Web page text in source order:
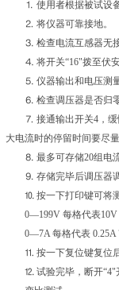
⒈ 使用者根据被试设备
⒉ 将仪器可靠接地。
⒊ 检查电流互感器无
⒋ 将开关“16"拨至伏
⒌ 仪器输出和电压测量
⒍ 检查调压器是否归零
⒎ 接通输出开关4，缓慢
大电流时的停留时间要尽
⒏ 最多可存储20组电
⒐ 存储完毕后调压器
⒑ 按一下打印键可将测
0—199V 每格代表10V
0—7A 每格代表 0.25A
⒒ 按一下复位键复位后
⒓ 试验完毕，断开“4"